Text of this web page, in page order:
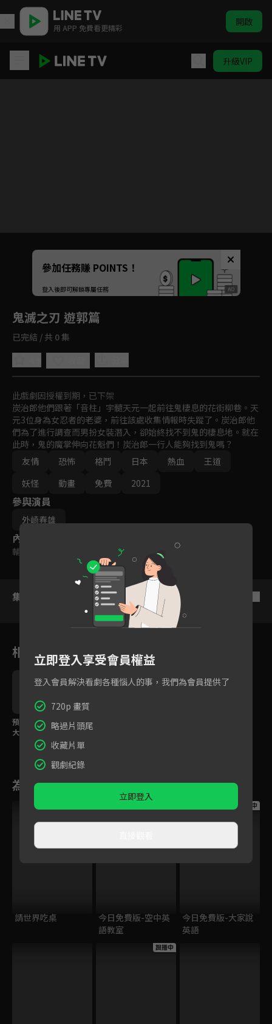
用 APP 免費看更精彩 開啟
升級VIP
Unmute
如有不便請見諒
參加任務賺 POINTS！
登入後即可解鎖專屬任務
鬼滅之刃 遊郭篇
已完結 / 共 0 集
此戲劇因授權到期，已下架
炭治郎他們跟著「音柱」宇髓天元一起前往鬼棲息的花街柳巷。天
元3位身為女忍者的老婆，前往該處收集情報時失蹤了。炭治郎他
們為了進行調查而男扮女裝潛入，卻始終找不到鬼的棲息地。就在
此時，鬼的魔掌伸向花魁們！炭治郎一行人能夠找到鬼嗎？
友情
恐怖 格鬥 日本 熱血
王道
妖怪
動畫 免費 2021
參與演員
外崎春雄
內容標籤
輔導十二歲級
集數列表
相關花絮
預告：音柱參上！遊郭
大戰一觸即發
為您推薦
請世界吃桌
今日免費版-空中英
語教室
跟播中
今日免費版-大家說
英語
跟播中
立即登入享受會員權益
登入會員解決看劇各種惱人的事，我們為會員提供了
720p 畫質
略過片頭尾
收藏片單
觀劇紀錄
立即登入